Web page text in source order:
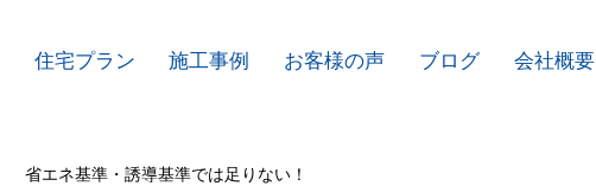
住宅プラン 施工事例 お客様の声 ブログ 会社概要
省エネ基準・誘導基準では足りない！